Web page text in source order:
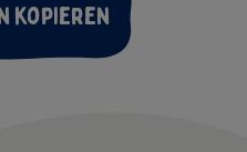
kopieren